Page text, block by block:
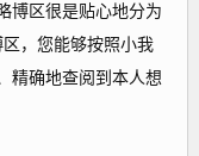
博区很是贴心地分为
，您能够按照小我
精确地查阅到本人想